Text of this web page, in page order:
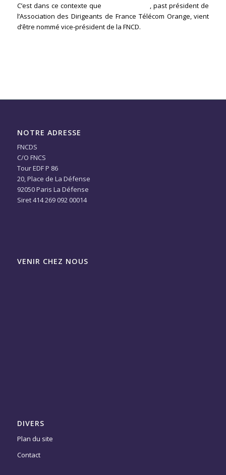
C’est dans ce contexte que
, past président de
l’Association des Dirigeants de France Télécom Orange, vient
d’être nommé vice-président de la FNCD.
NOTRE ADRESSE
FNCDS
C/O FNCS
Tour EDF P 86
20, Place de La Défense
92050 Paris La Défense
Siret 414 269 092 00014
VENIR CHEZ NOUS
DIVERS
Plan du site
Contact